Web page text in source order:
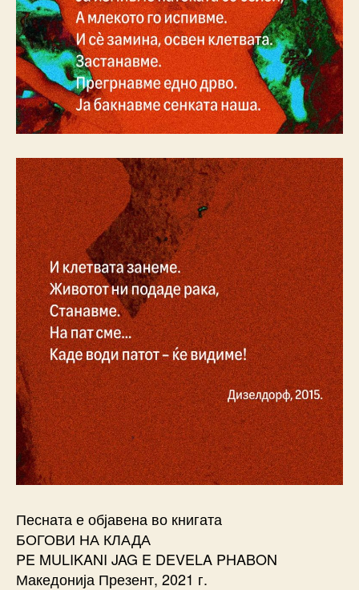
Песната е објавена во книгата
БОГОВИ НА КЛАДА
PE MULIKANI JAG E DEVELA PHABON
Македонија Презент, 2021 г.